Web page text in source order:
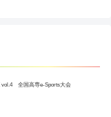
vol.4 全国高専e-Sports大会